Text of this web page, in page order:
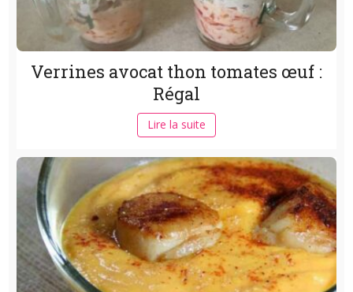
Verrines avocat thon tomates œuf :
Régal
Lire la suite